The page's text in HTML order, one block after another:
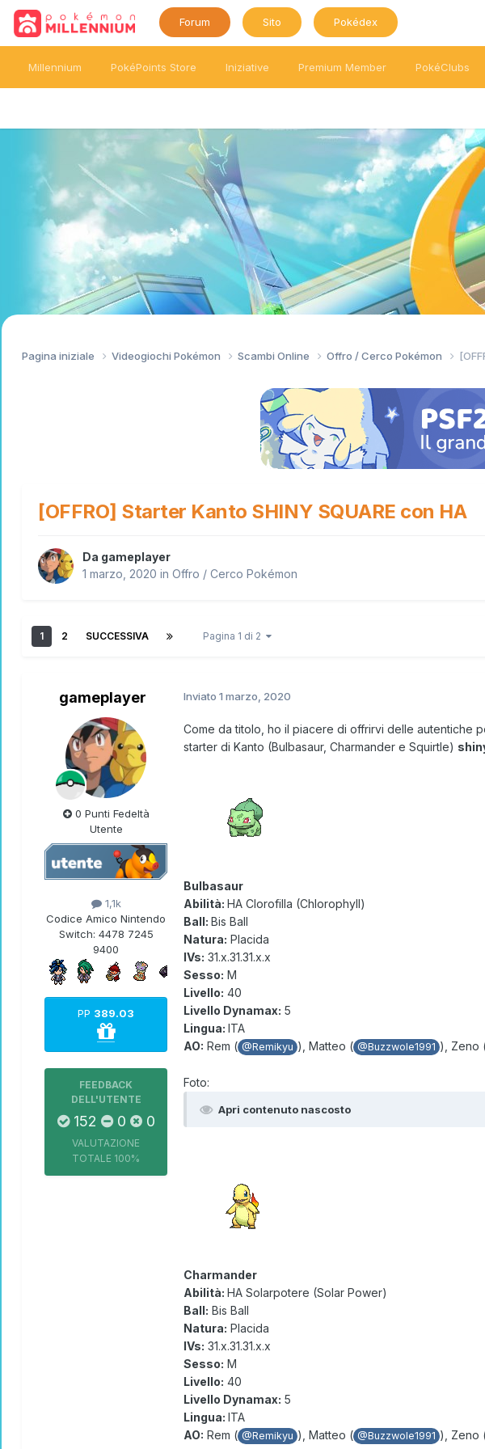
Forum Sito Pokédex
Millennium PokéPoints Store Iniziative Premium Member PokéClubs
Pagina iniziale Videogiochi Pokémon Scambi Online Offro / Cerco Pokémon
[OFFRO] Starter Kanto SHINY SQUARE con HA
Da gameplayer
1 marzo, 2020 in Offro / Cerco Pokémon
1 2 SUCCESSIVA Pagina 1 di 2
gameplayer
0 Punti Fedeltà
Utente
1,1k
Codice Amico Nintendo
Switch: 4478 7245
9400
PP 389.03
FEEDBACK
DELL'UTENTE
152 0 0
VALUTAZIONE
TOTALE 100%
Inviato 1 marzo, 2020
Come da titolo, ho il piacere di offrirvi delle autentiche
starter di Kanto (Bulbasaur, Charmander e Squirtle)
Bulbasaur
Abilità: HA Clorofilla (Chlorophyll)
Ball: Bis Ball
Natura: Placida
IVs: 31.x.31.31.x.x
Sesso: M
Livello: 40
Livello Dynamax: 5
Lingua: ITA
AO: Rem ( @Remikyu ), Matteo ( @Buzzwole1991 ), Zeno
Foto:
Apri contenuto nascosto
Charmander
Abilità: HA Solarpotere (Solar Power)
Ball: Bis Ball
Natura: Placida
IVs: 31.x.31.31.x.x
Sesso: M
Livello: 40
Livello Dynamax: 5
Lingua: ITA
AO: Rem ( @Remikyu ), Matteo ( @Buzzwole1991 ), Zeno